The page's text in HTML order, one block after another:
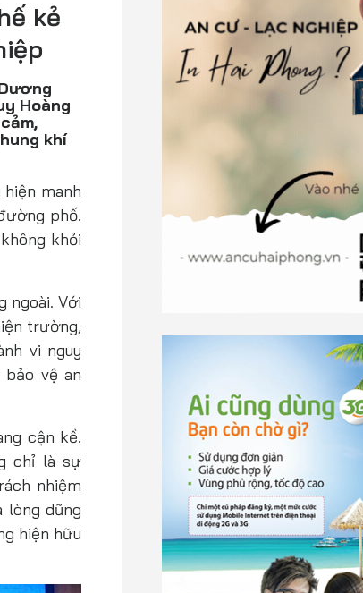
kẻ
Hoàng
khí
manh
phố.
khỏi
ngoài. Với
trường,
vi nguy
vệ an
cận kề.
chỉ là sự
nhiệm
lòng dũng
hiện hữu